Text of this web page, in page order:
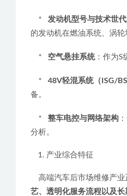
    *
发动机型号与技术世代
的发动机在燃油系统、涡
    *
空气悬挂系统：作为S
    *
48V轻混系统（ISG/
备。
    *
整车电控与网络架构
分析。
产业综合特征
高端汽车后市场维修
艺、透明化服务流程以及